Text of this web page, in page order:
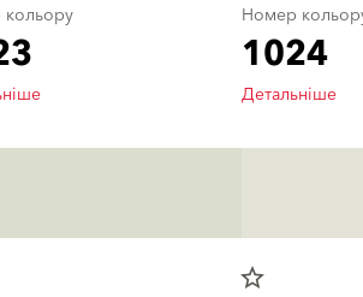
Номер
1024
Детальніше
star_border